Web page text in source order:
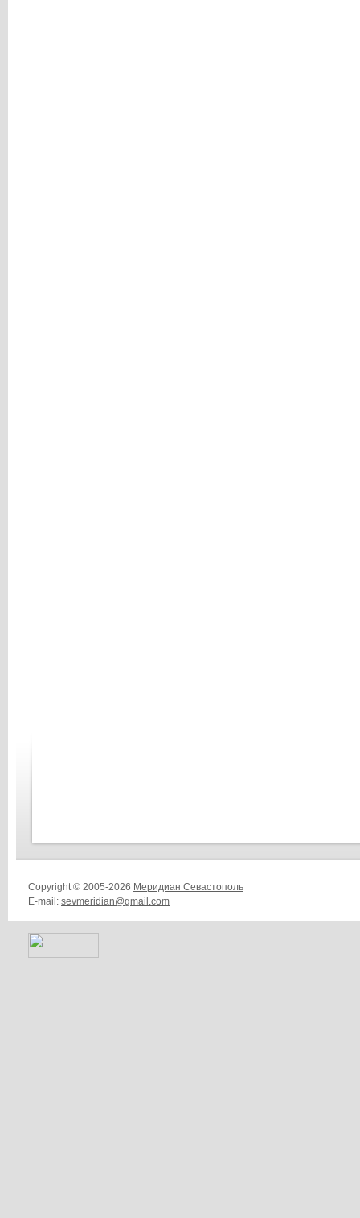
Copyright © 2005-2026 Меридиан Севастополь
E-mail: sevmeridian@gmail.com